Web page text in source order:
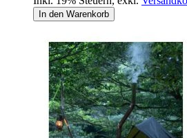
In den Warenkorb